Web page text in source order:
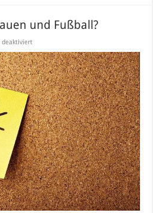
und Fußball?
deaktiviertfür
–
Frauen
und
Fußball?